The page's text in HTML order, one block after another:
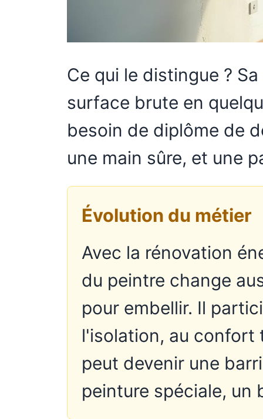
Ce qui le distingue ?
surface brute en
besoin de diplôme de
une main sûre, et une
Évolution du métier
Avec la rénovation
du peintre change
pour embellir. Il
l'isolation, au confort
peut devenir une
peinture spéciale, un